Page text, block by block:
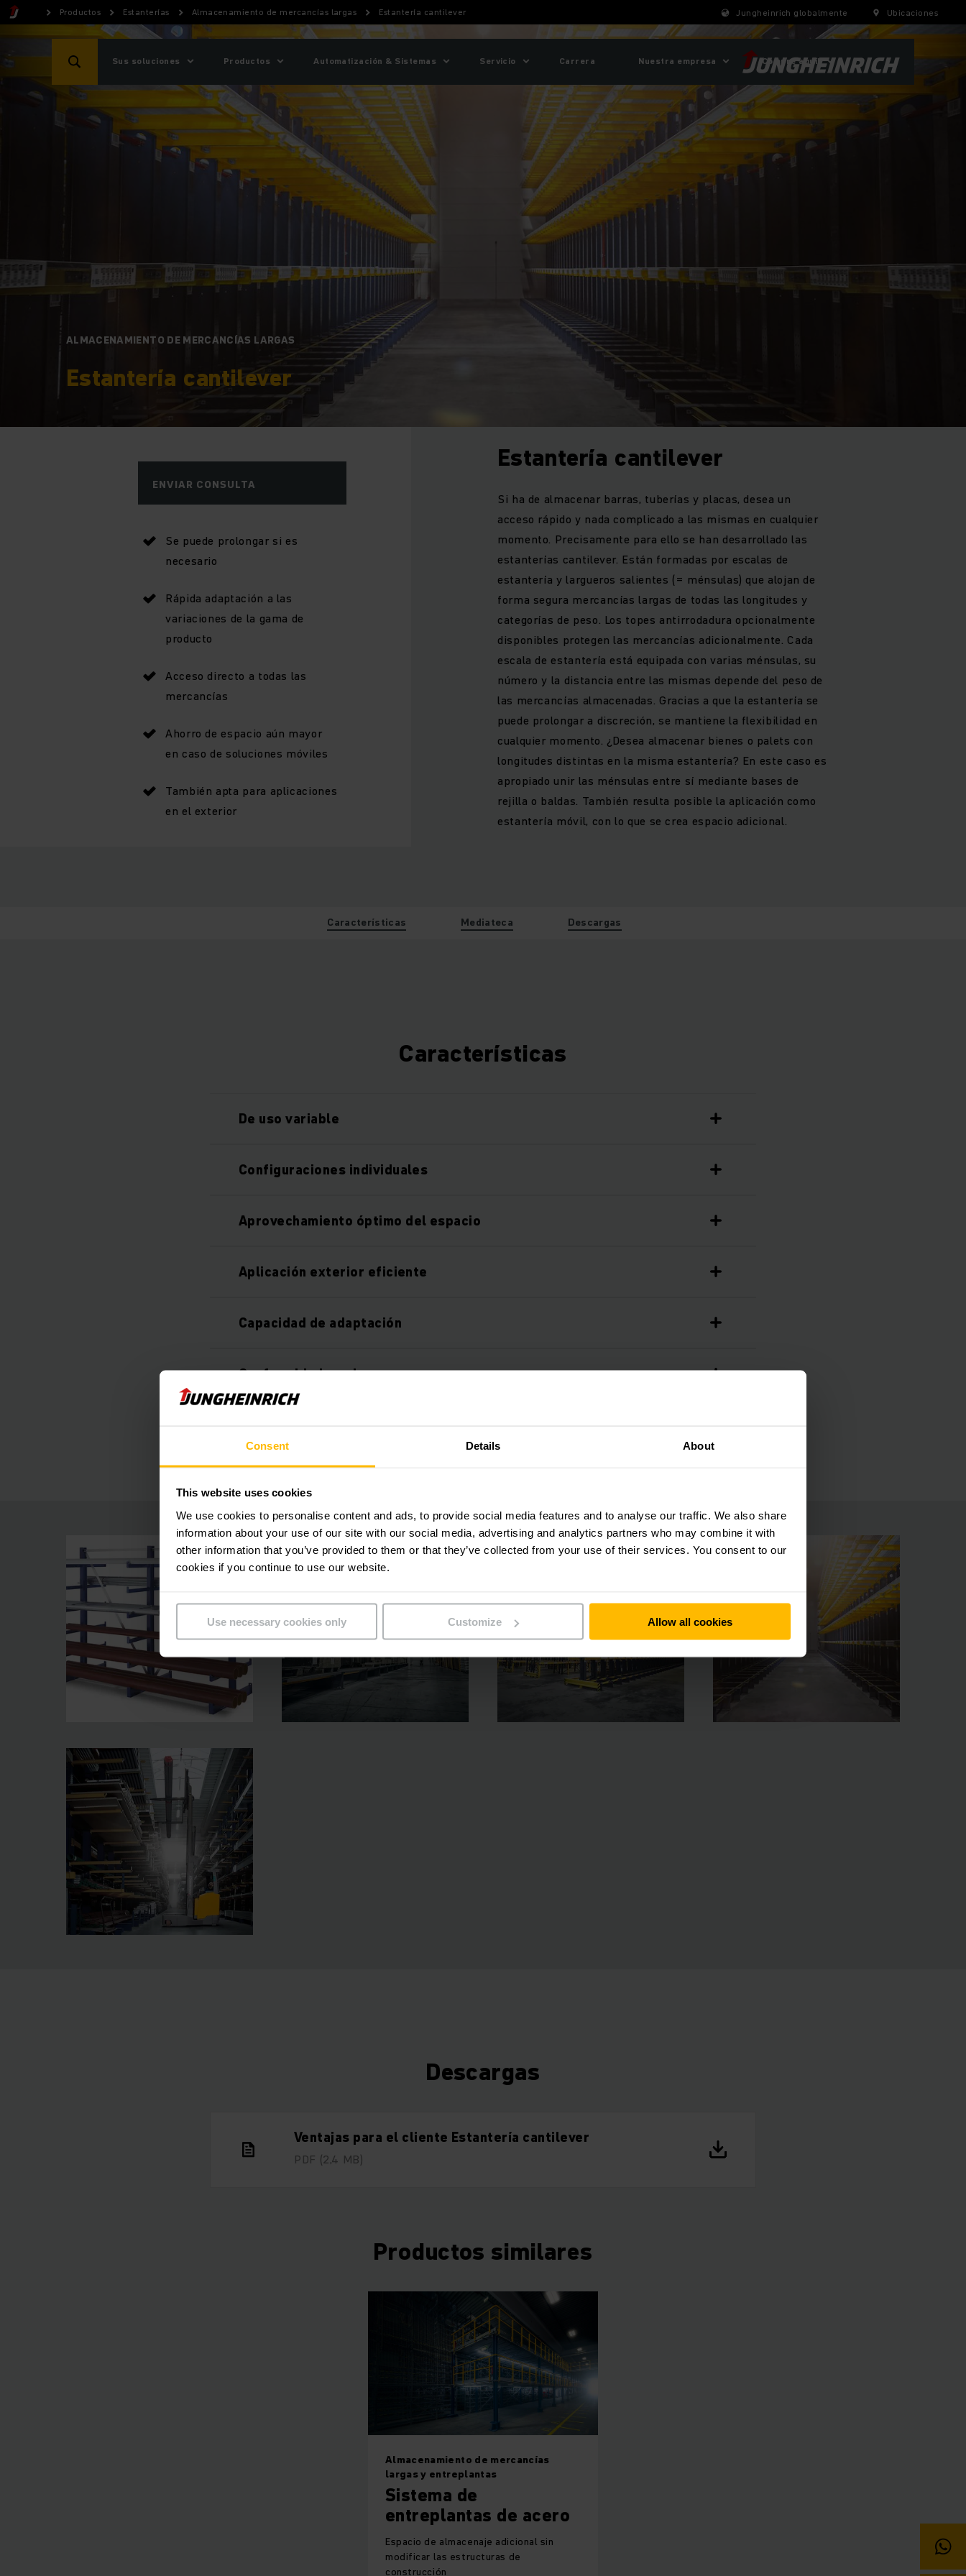
Consent Details About
This website uses cookies
We use cookies to personalise content and ads, to provide social media features and to analyse our traffic. We also share
information about your use of our site with our social media, advertising and analytics partners who may combine it with
other information that you’ve provided to them or that they’ve collected from your use of their services. You consent to our
cookies if you continue to use our website.
Use necessary cookies only Customize Allow all cookies
Productos Estanterías Almacenamiento de mercancías largas Estantería cantilever Jungheinrich globalmente Ubicaciones
Sus soluciones Productos Automatización & Sistemas Servicio Carrera Nuestra empresa ¡Compre aquí!
ALMACENAMIENTO DE MERCANCÍAS LARGAS
Estantería cantilever
ENVIAR CONSULTA
Se puede prolongar si es
necesario
Rápida adaptación a las
variaciones de la gama de
producto
Acceso directo a todas las
mercancías
Ahorro de espacio aún mayor
en caso de soluciones móviles
También apta para aplicaciones
en el exterior
Estantería cantilever
Si ha de almacenar barras, tuberías y placas, desea un
acceso rápido y nada complicado a las mismas en cualquier
momento. Precisamente para ello se han desarrollado las
estanterías cantilever. Están formadas por escalas de
estantería y largueros salientes (= ménsulas) que alojan de
forma segura mercancías largas de todas las longitudes y
categorías de peso. Los topes antirrodadura opcionalmente
disponibles protegen las mercancías adicionalmente. Cada
escala de estantería está equipada con varias ménsulas, su
número y la distancia entre las mismas depende del peso de
las mercancías almacenadas. Gracias a que la estantería se
puede prolongar a discreción, se mantiene la flexibilidad en
cualquier momento. ¿Desea almacenar bienes o palets con
longitudes distintas en la misma estantería? En este caso es
apropiado unir las ménsulas entre sí mediante bases de
rejilla o baldas. También resulta posible la aplicación como
estantería móvil, con lo que se crea espacio adicional.
Características Mediateca Descargas
Características
De uso variable
Configuraciones individuales
Aprovechamiento óptimo del espacio
Aplicación exterior eficiente
Capacidad de adaptación
Conformidad con las normas
Descargas
Ventajas para el cliente Estantería cantilever
PDF (2,4 MB)
Productos similares
Almacenamiento de mercancías
largas y entreplantas
Sistema de
entreplantas de acero
Espacio de almacenaje adicional sin
modificar las estructuras de
construcción